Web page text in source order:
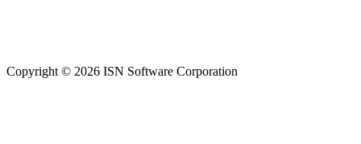
Copyright © 2026 ISN Software Corporation